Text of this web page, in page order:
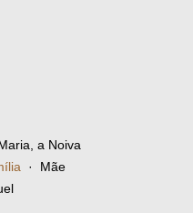
a Noiva
· Mãe